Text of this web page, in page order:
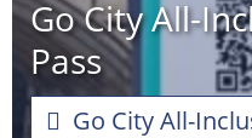
Go City All-
Pass
Go City All-